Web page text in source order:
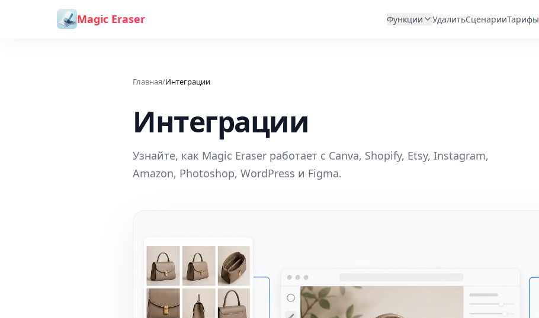
Перейти к содержимому
Magic Eraser Функции УдалитьСценарииТарифы
Главная/Интеграции
Интеграции
Узнайте, как Magic Eraser работает с Canva, Shopify, Etsy, Instagram,
Amazon, Photoshop, WordPress и Figma.